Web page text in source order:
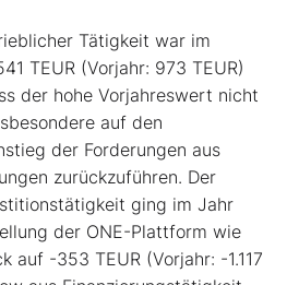
Tätigkeit war im
TEUR (Vorjahr: 973 TEUR)
der hohe Vorjahreswert nicht
auf den
der Forderungen aus
zurückzuführen. Der
ging im Jahr
der ONE-Plattform wie
auf -353 TEUR (Vorjahr: -1.117